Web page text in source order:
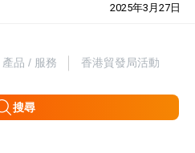
2025年3月27日
產品 / 服務 香港貿發局活動
搜尋